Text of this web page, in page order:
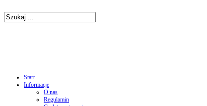
Start
Informacje
O nas
Regulamin